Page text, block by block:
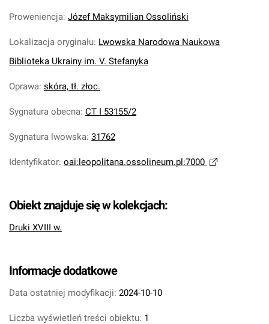
Proweniencja: Józef Maksymilian Ossoliński
Lokalizacja oryginału: Lwowska Narodowa Naukowa
Biblioteka Ukrainy im. V. Stefanyka
Oprawa: skóra, tł. złoc.
Sygnatura obecna: CT I 53155/2
Sygnatura lwowska: 31762
Identyfikator: oai:leopolitana.ossolineum.pl:7000
Obiekt znajduje się w kolekcjach:
Druki XVIII w.
Informacje dodatkowe
Data ostatniej modyfikacji: 2024-10-10
Liczba wyświetleń treści obiektu: 1